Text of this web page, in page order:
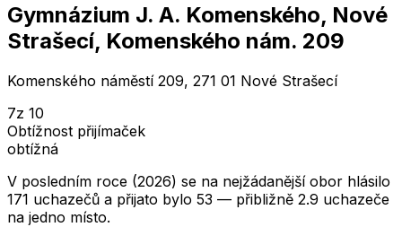
Gymnázium J. A. Komenského, Nové
Strašecí, Komenského nám. 209
Komenského náměstí 209, 271 01 Nové Strašecí
7z 10
Obtížnost přijímaček
obtížná
V posledním roce (2026) se na nejžádanější obor hlásilo
171 uchazečů a přijato bylo 53 — přibližně 2.9 uchazeče
na jedno místo.